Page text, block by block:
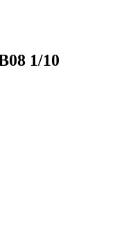
1/10